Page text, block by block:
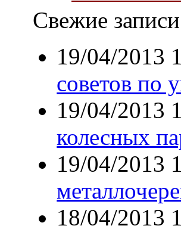
Свежие
19/04/2013
советов по
19/04/2013
колесных
19/04/2013
18/04/2013